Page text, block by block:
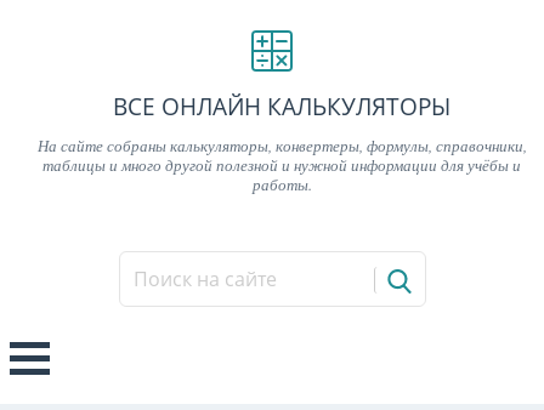
ВСЕ ОНЛАЙН КАЛЬКУЛЯТОРЫ
На сайте собраны калькуляторы, конвертеры, формулы, справочники,
таблицы и много другой полезной и нужной информации для учёбы и
работы.